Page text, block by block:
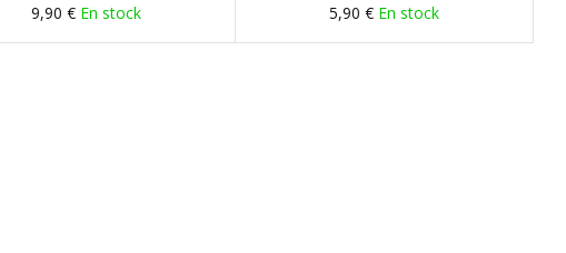
9,90 € En stock 5,90 € En stock